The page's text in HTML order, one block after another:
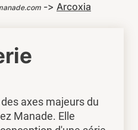
-> Arcoxia
axes majeurs du
Manade. Elle